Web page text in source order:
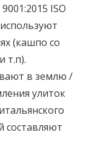
ISO
(кашпо со
т.п).
в землю /
улиток
составляют